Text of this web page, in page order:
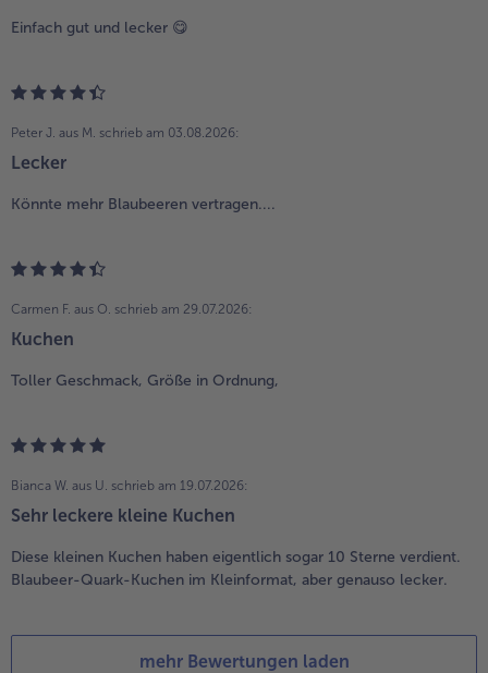
Einfach gut und lecker 😋
Peter J. aus M. schrieb am 03.08.2026:
Lecker
Könnte mehr Blaubeeren vertragen....
Carmen F. aus O. schrieb am 29.07.2026:
Kuchen
Toller Geschmack, Größe in Ordnung,
Bianca W. aus U. schrieb am 19.07.2026:
Sehr leckere kleine Kuchen
Diese kleinen Kuchen haben eigentlich sogar 10 Sterne verdient.
Blaubeer-Quark-Kuchen im Kleinformat, aber genauso lecker.
mehr Bewertungen laden